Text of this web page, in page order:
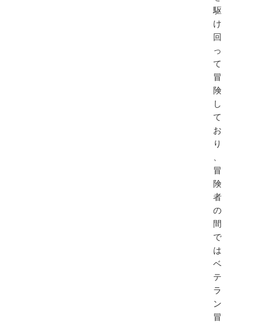
駆
け
回
っ
て
冒
険
し
て
お
り
、
冒
険
者
の
間
で
は
ベ
テ
ラ
ン
冒